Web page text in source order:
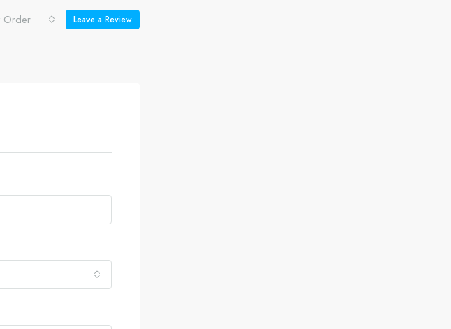
Order Leave a Review